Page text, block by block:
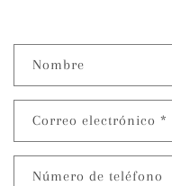
o
r
u
Nombre
Correo electrónico *
Número de teléfono